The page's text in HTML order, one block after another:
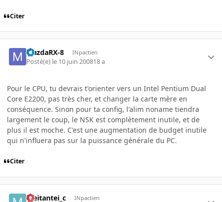
Citer
MazdaRX-8 INpactien
Posté(e) le 10 juin 200818 a
Pour le CPU, tu devrais t'orienter vers un Intel Pentium Dual
Core E2200, pas très cher, et changer la carte mère en
conséquence. Sinon pour ta config, l'alim noname tiendra
largement le coup, le NSK est complètement inutile, et de
plus il est moche. C'est une augmentation de budget inutile
qui n'influera pas sur la puissance générale du PC.
Citer
meitantei_c INpactien